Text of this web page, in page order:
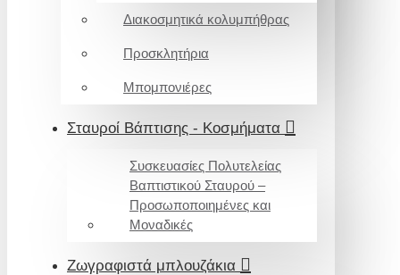
Διακοσμητικά κολυμπήθρας
Προσκλητήρια
Μπομπονιέρες
Σταυροί Βάπτισης - Κοσμήματα
Συσκευασίες Πολυτελείας
Βαπτιστικού Σταυρού –
Προσωποποιημένες και
Μοναδικές
Ζωγραφιστά μπλουζάκια